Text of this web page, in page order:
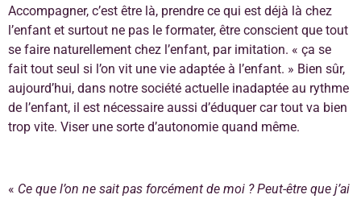
Accompagner, c’est être là, prendre ce qui est déjà là chez
l’enfant et surtout ne pas le formater, être conscient que tout
se faire naturellement chez l’enfant, par imitation. « ça se
fait tout seul si l’on vit une vie adaptée à l’enfant. » Bien sûr,
aujourd’hui, dans notre société actuelle inadaptée au rythme
de l’enfant, il est nécessaire aussi d’éduquer car tout va bien
trop vite. Viser une sorte d’autonomie quand même.
« Ce que l’on ne sait pas forcément de moi ? Peut-être que j’ai